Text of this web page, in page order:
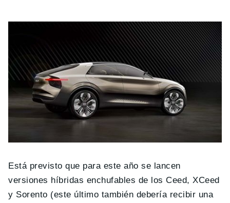
Está previsto que para este año se lancen
versiones híbridas enchufables de los Ceed, XCeed
y Sorento (este último también debería recibir una